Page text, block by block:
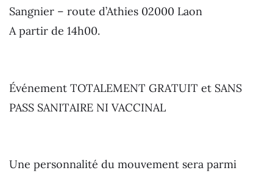
Sangnier – route d’Athies 02000 Laon
A partir de 14h00.
Événement TOTALEMENT GRATUIT et SANS
PASS SANITAIRE NI VACCINAL
Une personnalité du mouvement sera parmi